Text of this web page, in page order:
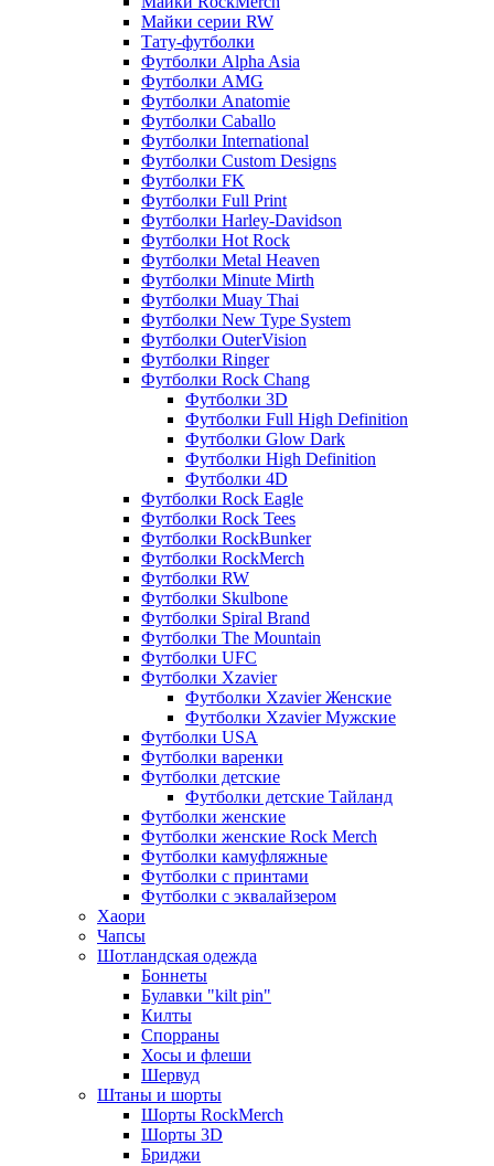
Майки серии RW
Тату-футболки
Футболки Alpha Asia
Футболки AMG
Футболки Anatomie
Футболки Caballo
Футболки International
Футболки Custom Designs
Футболки FK
Футболки Full Print
Футболки Harley-Davidson
Футболки Hot Rock
Футболки Metal Heaven
Футболки Minute Mirth
Футболки Muay Thai
Футболки New Type System
Футболки OuterVision
Футболки Ringer
Футболки Rock Chang
Футболки 3D
Футболки Full High Definition
Футболки Glow Dark
Футболки High Definition
Футболки 4D
Футболки Rock Eagle
Футболки Rock Tees
Футболки RockBunker
Футболки RockMerch
Футболки RW
Футболки Skulbone
Футболки Spiral Brand
Футболки The Mountain
Футболки UFC
Футболки Xzavier
Футболки Xzavier Женские
Футболки Xzavier Мужские
Футболки USA
Футболки варенки
Футболки детские
Футболки детские Тайланд
Футболки женские
Футболки женские Rock Merch
Футболки камуфляжные
Футболки с принтами
Футболки с эквалайзером
Хаори
Чапсы
Шотландская одежда
Боннеты
Булавки "kilt pin"
Килты
Спорраны
Хосы и флеши
Шервуд
Штаны и шорты
Шорты RockMerch
Шорты 3D
Бриджи